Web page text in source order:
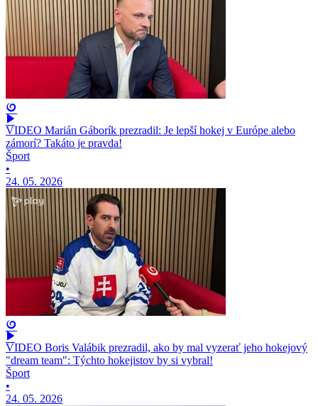
VIDEO Marián Gáborík prezradil: Je lepší hokej v Európe alebo
zámorí? Takáto je pravda!
Šport
•
24. 05. 2026
VIDEO Boris Valábik prezradil, ako by mal vyzerať jeho hokejový
"dream team": Týchto hokejistov by si vybral!
Šport
•
24. 05. 2026